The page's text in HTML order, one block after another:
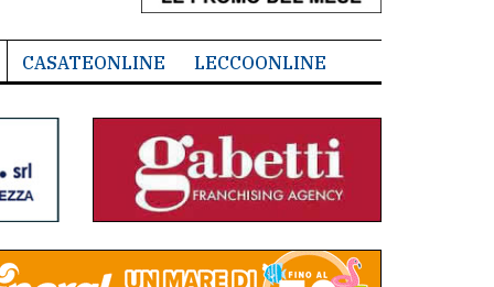
CASATEONLINE LECCOONLINE